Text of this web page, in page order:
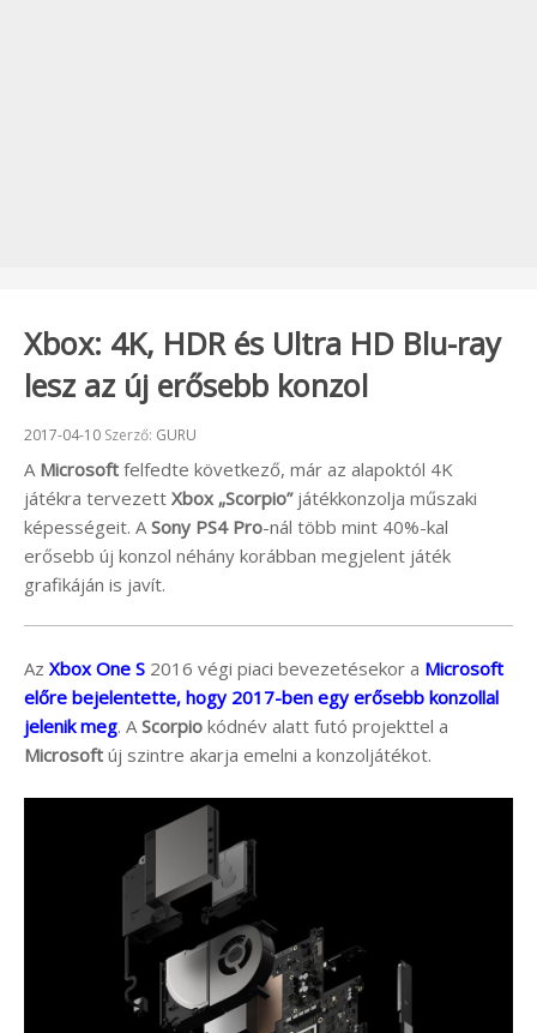
Xbox: 4K, HDR és Ultra HD Blu-ray
lesz az új erősebb konzol
Beküldve:
2017-04-10 Szerző: GURU
A Microsoft felfedte következő, már az alapoktól 4K
játékra tervezett Xbox „Scorpio”játékkonzolja műszaki
képességeit. A Sony PS4 Pro-nál több mint 40%-kal
erősebb új konzol néhány korábban megjelent játék
grafikáján is javít.
Az Xbox One S 2016 végi piaci bevezetésekor a Microsoft
előre bejelentette, hogy 2017-ben egy erősebb konzollal
jelenik meg. A Scorpio kódnév alatt futó projekttel a
Microsoft új szintre akarja emelni a konzoljátékot.